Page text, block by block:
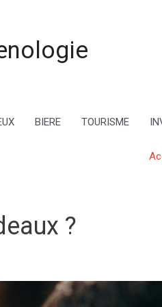
BIERE TOURISME
?